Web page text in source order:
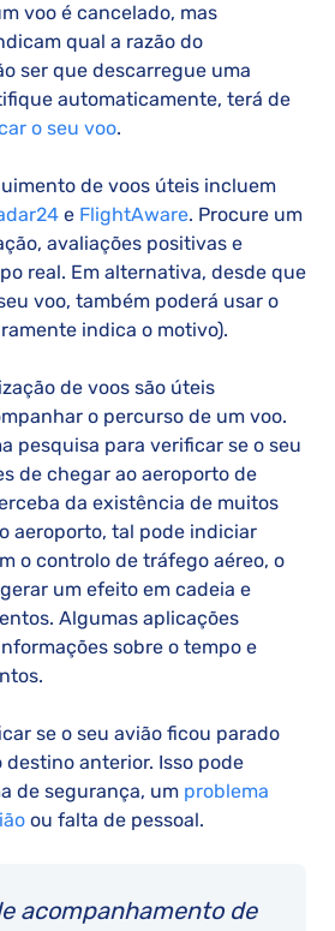
voo é cancelado, mas
qual a razão do
ser que descarregue uma
automaticamente, terá de
o seu voo.
de voos úteis incluem
e FlightAware. Procure um
avaliações positivas e
real. Em alternativa, desde que
voo, também poderá usar o
indica o motivo).
de voos são úteis
o percurso de um voo.
pesquisa para verificar se o seu
de chegar ao aeroporto de
da existência de muitos
aeroporto, tal pode indiciar
o controlo de tráfego aéreo, o
um efeito em cadeia e
Algumas aplicações
sobre o tempo e
se o seu avião ficou parado
anterior. Isso pode
de segurança, um problema
ou falta de pessoal.
acompanhamento de